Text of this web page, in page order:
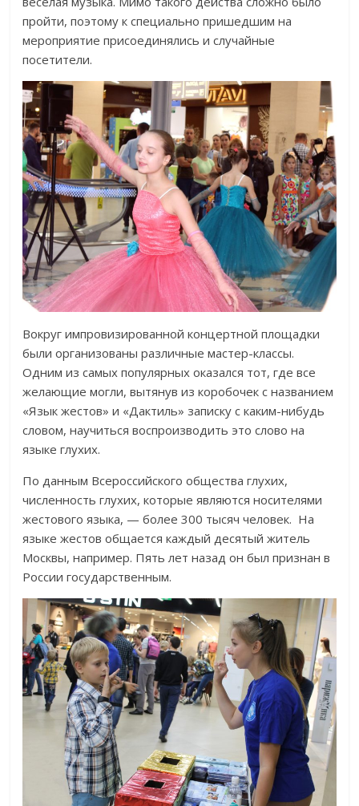
пройти, поэтому к специально пришедшим на
мероприятие присоединялись и случайные
посетители.
Вокруг импровизированной концертной площадки
были организованы различные мастер-классы.
Одним из самых популярных оказался тот, где все
желающие могли, вытянув из коробочек с названием
«Язык жестов» и «Дактиль» записку с каким-нибудь
словом, научиться воспроизводить это слово на
языке глухих.
По данным Всероссийского общества глухих,
численность глухих, которые являются носителями
жестового языка, — более 300 тысяч человек. На
языке жестов общается каждый десятый житель
Москвы, например. Пять лет назад он был признан в
России государственным.